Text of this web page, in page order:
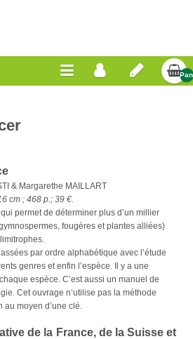
& Margarethe MAILLART
cm ; 468 p.; 39 €.
permet de déterminer plus d’un millier
fougères et plantes alliées)
par ordre alphabétique avec l’étude
genres et enfin l’espèce. Il y a une
espèce. C’est aussi un manuel de
Cet ouvrage n’utilise pas la méthode
au moyen d’une clé.
de la France, de la Suisse et